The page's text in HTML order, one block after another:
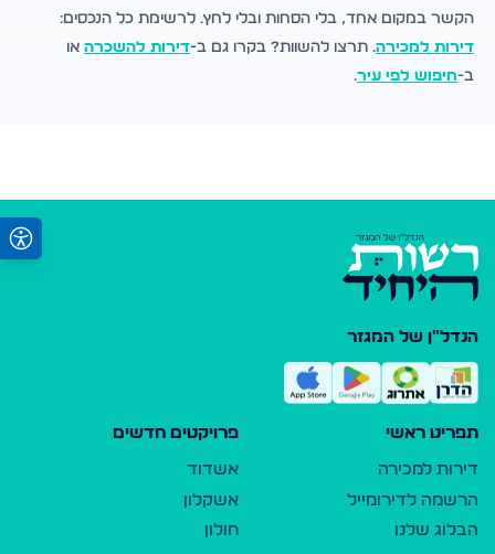
הקשר במקום אחד, בלי הסחות ובלי לחץ. לרשימת כל הנכסים:
דירות למכירה. תרצו להשוות? בקרו גם ב-דירות להשכרה או
ב-חיפוש לפי עיר.
הנדל"ן של המגזר
תפריט ראשי
דירות למכירה
הרשמה לדירומייל
הבלוג שלנו
פרויקטים חדשים
אשדוד
אשקלון
חולון